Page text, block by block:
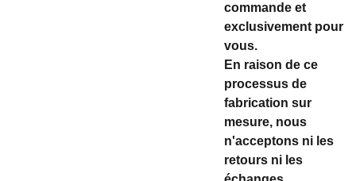
commande et
exclusivement pour
vous.
En raison de ce
processus de
fabrication sur
mesure, nous
n'acceptons ni les
retours ni les